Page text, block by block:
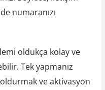
numaranızı
oldukça kolay ve
Tek yapmanız
ve aktivasyon